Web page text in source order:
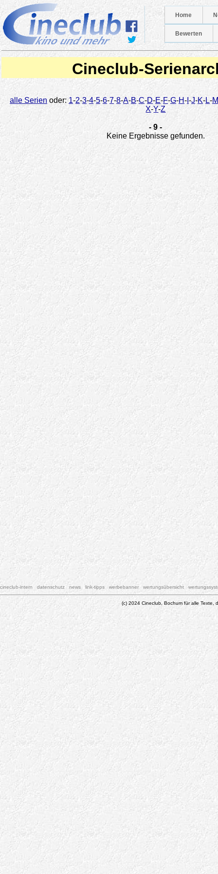
Home
Bewerten
Cineclub-
alle Serien oder: 1-2-3-4-5-6-7-8-A-B-C-D-E-F-G-H- -J-K-L-M
X-Y-Z
- 9 -
Keine Ergebnisse gefunden.
cineclub-intern datenschutz news link-tipps werbebanner wertungsübersicht
(c) 2024 Cineclub, Bochum für alle Texte,